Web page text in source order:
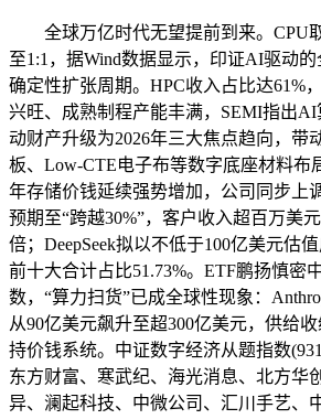
全球万亿时代无望提前到来。CPU
至1:1，据Wind数据显示，印证AI驱动
确定性扩张周期。HPC收入占比达61%
兴旺、成熟制程产能丰满，SEMI指出
动财产升级为2026年三大焦点趋向，带
板、Low-CTE电子布等数字底座材料布
年存储价钱延续强势增加，公司同步上
预期至“跨越30%”，客户收入超百万美
倍；DeepSeek拟以不低于100亿美元估
前十大合计占比51.73%。ETF鹏扬慎密
数，“算力扫货”已成全球性现象：
从90亿美元飙升至超300亿美元，供给
持价钱系统。中证数字经济从题指数
东方财富、寒武纪、海光消息、北方华
异、澜起科技、中微公司、汇川手艺、